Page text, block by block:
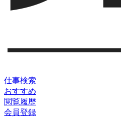
仕事検索
おすすめ
閲覧履歴
会員登録